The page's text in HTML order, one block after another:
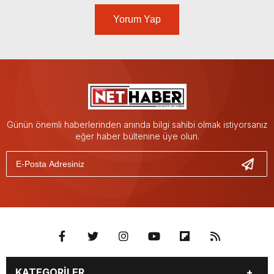
Yorum Yap
Günün önemli haberlerinden anında bilgi sahibi olmak istiyorsanız
eğer haber bültenine üye olun.